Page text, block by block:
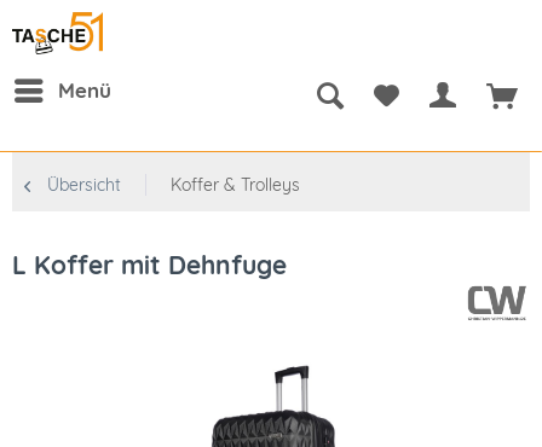
Menü
Übersicht Koffer & Trolleys
L Koffer mit Dehnfuge